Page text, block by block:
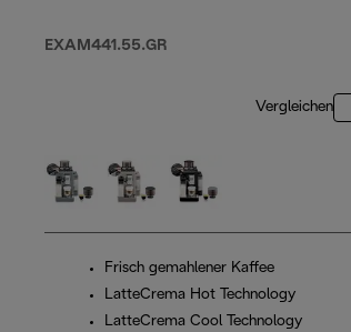
EXAM441.55.GR
Vergleichen
Frisch gemahlener Kaffee
LatteCrema Hot Technology
LatteCrema Cool Technology